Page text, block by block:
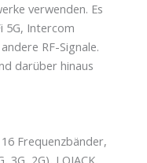
verwenden. Es
5G, Intercom
RF-Signale.
darüber hinaus
Frequenzbänder,
3G, 2G), LOJACK,